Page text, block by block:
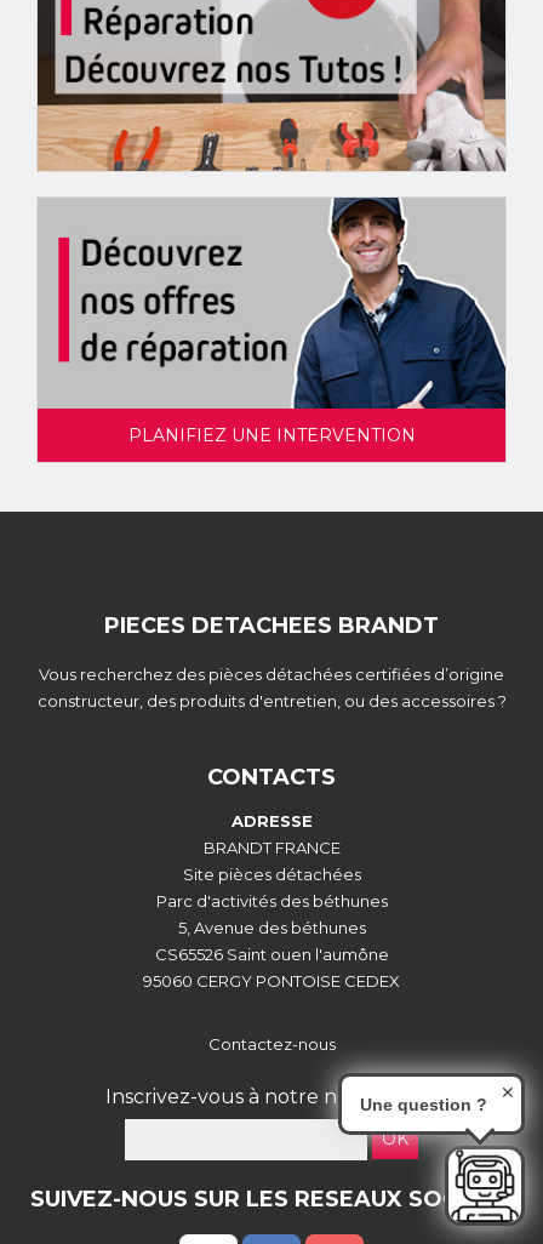
PLANIFIEZ UNE INTERVENTION
PIECES DETACHEES BRANDT
Vous recherchez des pièces détachées certifiées d’origine
constructeur, des produits d'entretien, ou des accessoires ?
CONTACTS
ADRESSE
BRANDT FRANCE
Site pièces détachées
Parc d'activités des béthunes
5, Avenue des béthunes
CS65526 Saint ouen l'aumône
95060 CERGY PONTOISE CEDEX
Contactez-nous
Inscrivez-vous à notre newsletter :
OK
SUIVEZ-NOUS SUR LES RESEAUX SOCIAUX
Une question ?
✕